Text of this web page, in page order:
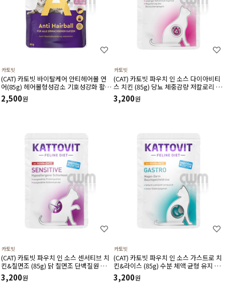
카토빗
(CAT) 카토빗 바이탈케어 안티헤어볼 연
어(85g) 헤어볼형성감소 기호성강화 활력
유지에 도움
2,500원
카토빗
(CAT) 카토빗 파우치 인 소스 다이아비티
스 치킨 (85g) 당뇨 체중감량 저칼로리 포
만감유지 지방 연소 근육 유지에 도움
3,200원
카토빗
(CAT) 카토빗 파우치 인 소스 센서티브 치
킨&칠면조 (85g) 닭 칠면조 단백질원 알
레르기 소화에 도움
3,200원
카토빗
(CAT) 카토빗 파우치 인 소스 가스트로 치
킨&라이스 (85g) 수분 체액 균형 유지 저
지방 소화 췌장 기능에 도움
3,200원